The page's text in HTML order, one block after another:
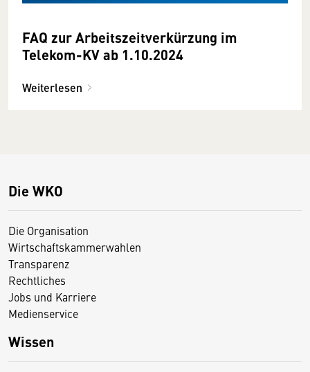
FAQ zur Arbeitszeitverkürzung im
Telekom-KV ab 1.10.2024
Weiterlesen
Die WKO
Die Organisation
Wirtschaftskammerwahlen
Transparenz
Rechtliches
Jobs und Karriere
Medienservice
Wissen